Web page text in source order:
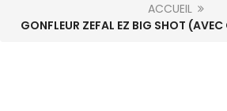
ACCUEIL
GONFLEUR ZEFAL EZ BIG SHOT